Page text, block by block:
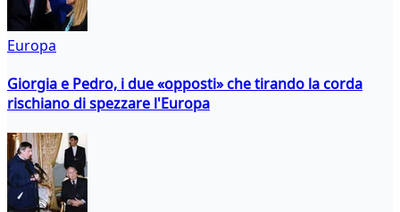
Europa
Giorgia e Pedro, i due «opposti» che tirando la corda
rischiano di spezzare l'Europa